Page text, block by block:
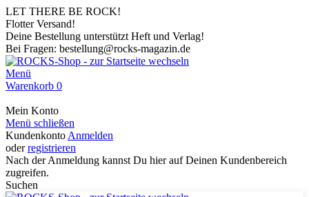
LET THERE BE ROCK!
Flotter Versand!
Deine Bestellung unterstützt Heft und Verlag!
Bei Fragen: bestellung@rocks-magazin.de
Menü
Warenkorb 0
Mein Konto
Menü schließen
Kundenkonto Anmelden
oderregistrieren
Nach der Anmeldung kannst Du hier auf Deinen Kundenbereich
zugreifen.
Suchen